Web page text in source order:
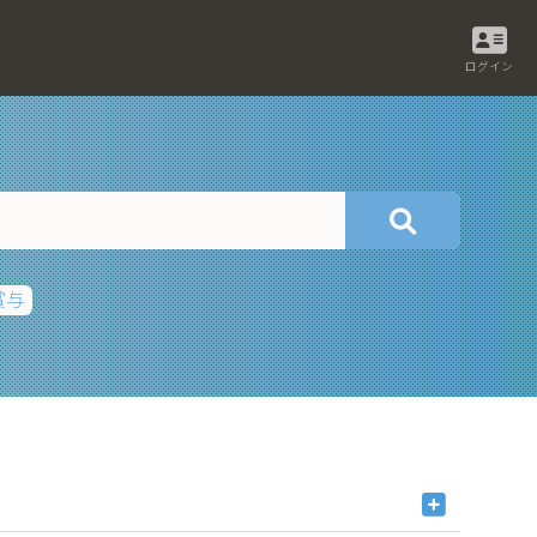
ログイン
与